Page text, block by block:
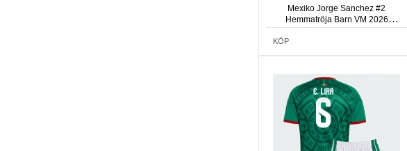
Mexiko Jorge Sanchez #2
Hemmatröja Barn VM 2026
Kortärmad (+ Korta byxor)
KÖP